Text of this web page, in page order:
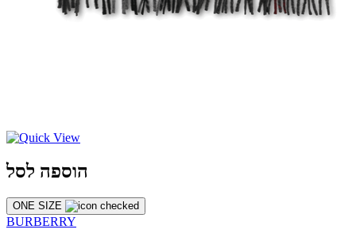
הוספה לסל
ONE SIZE
BURBERRY